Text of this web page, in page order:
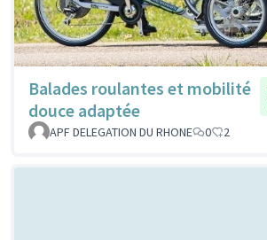
Balades roulantes et mobilité
douce adaptée
APF DELEGATION DU RHONE
0 2